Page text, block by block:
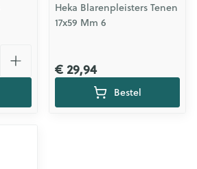
Heka Blarenpleisters Tenen
17x59 Mm 6
€ 29,94
Bestel